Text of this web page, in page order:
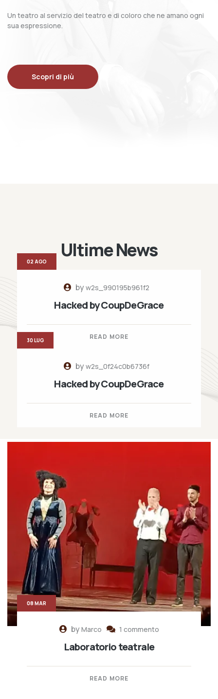
Un teatro al servizio del teatro e di coloro che ne amano ogni
sua espressione.
Scopri di più
Ultime News
byw2s_990195b961f2
Hacked by CoupDeGrace
READ MORE
02 AGO
byw2s_0f24c0b6736f
Hacked by CoupDeGrace
READ MORE
30 LUG
byMarco 1 commento
Laboratorio teatrale
READ MORE
08 MAR